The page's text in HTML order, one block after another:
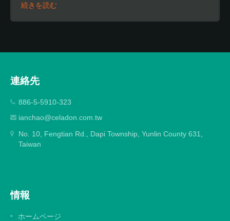
続きを読む
連絡先
886-5-5910-323
ianchao@celadon.com.tw
No. 10, Fengtian Rd., Dapi Township, Yunlin County 631,
Taiwan
情報
ホームページ